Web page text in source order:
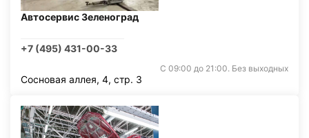
Автосервис Зеленоград
+7 (495) 431-00-33
С 09:00 до 21:00. Без выходных
Сосновая аллея, 4, стр. 3